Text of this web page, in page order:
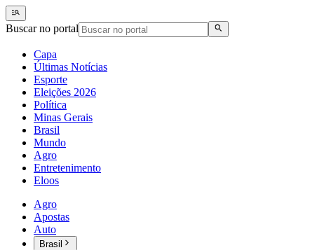
Buscar no portal
Capa
Últimas Notícias
Esporte
Eleições 2026
Política
Minas Gerais
Brasil
Mundo
Agro
Entretenimento
Eloos
Agro
Apostas
Auto
Brasil